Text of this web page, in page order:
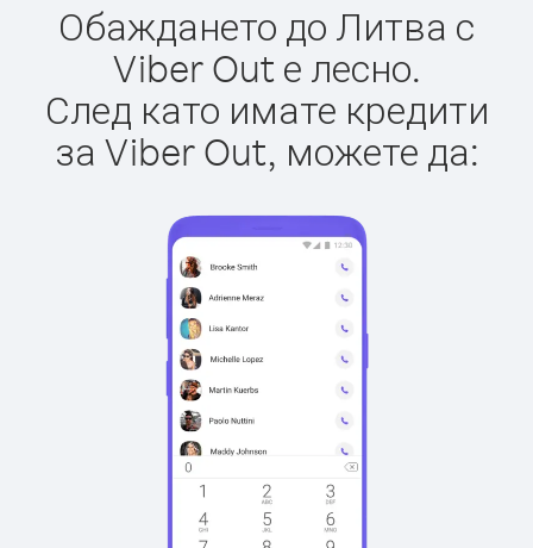
Обаждането до Литва с
Viber Out е лесно.
След като имате кредити
за Viber Out, можете да: